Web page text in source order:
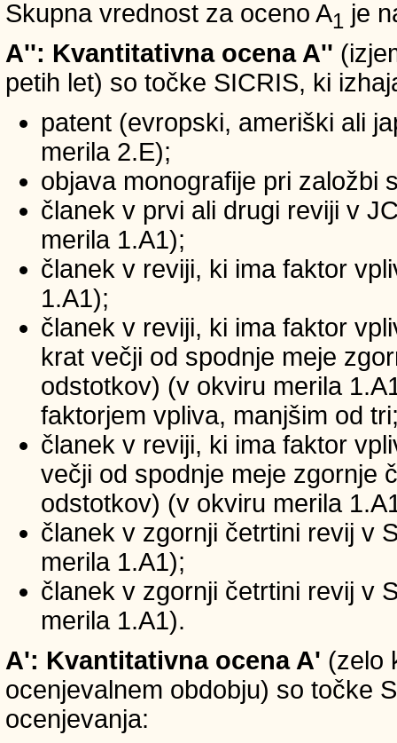
Skupna vrednost za oceno A1 je
A'': Kvantitativna ocena A''
petih let) so točke SICRIS, ki
patent (evropski, ameriški ali
merila 2.E);
objava monografije pri založbi
članek v prvi ali drugi reviji v
merila 1.A1);
članek v reviji, ki ima faktor
1.A1);
članek v reviji, ki ima faktor
krat večji od spodnje meje
odstotkov) (v okviru merila
faktorjem vpliva, manjšim od
članek v reviji, ki ima faktor
večji od spodnje meje zgornje
odstotkov) (v okviru merila
članek v zgornji četrtini revij v
merila 1.A1);
članek v zgornji četrtini revij v
merila 1.A1).
A': Kvantitativna ocena A' (zelo
ocenjevalnem obdobju) so točke
ocenjevanja: